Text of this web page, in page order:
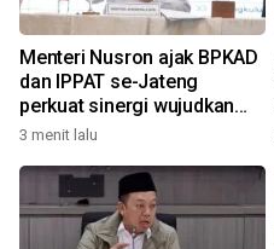
Menteri Nusron ajak BPKAD
dan IPPAT se-Jateng
perkuat sinergi wujudkan
transformasi layanan
3 menit lalu